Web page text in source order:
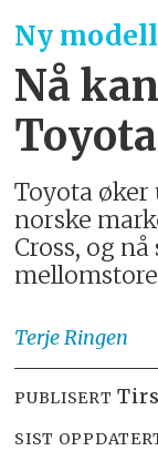
Ny
Nå
Toyota øker
norske
Cross, og
TerjeRingen
PUBLISERT
SIST